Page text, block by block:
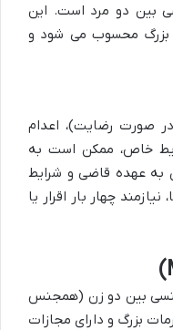
بین دو مرد است. این
بزرگ محسوب می شود و
صورت رضایت)، اعدام
خاص، ممکن است به
به عهده قاضی و شرایط
چهار بار اقرار یا
بین دو زن (همجنس
بزرگ و دارای مجازات